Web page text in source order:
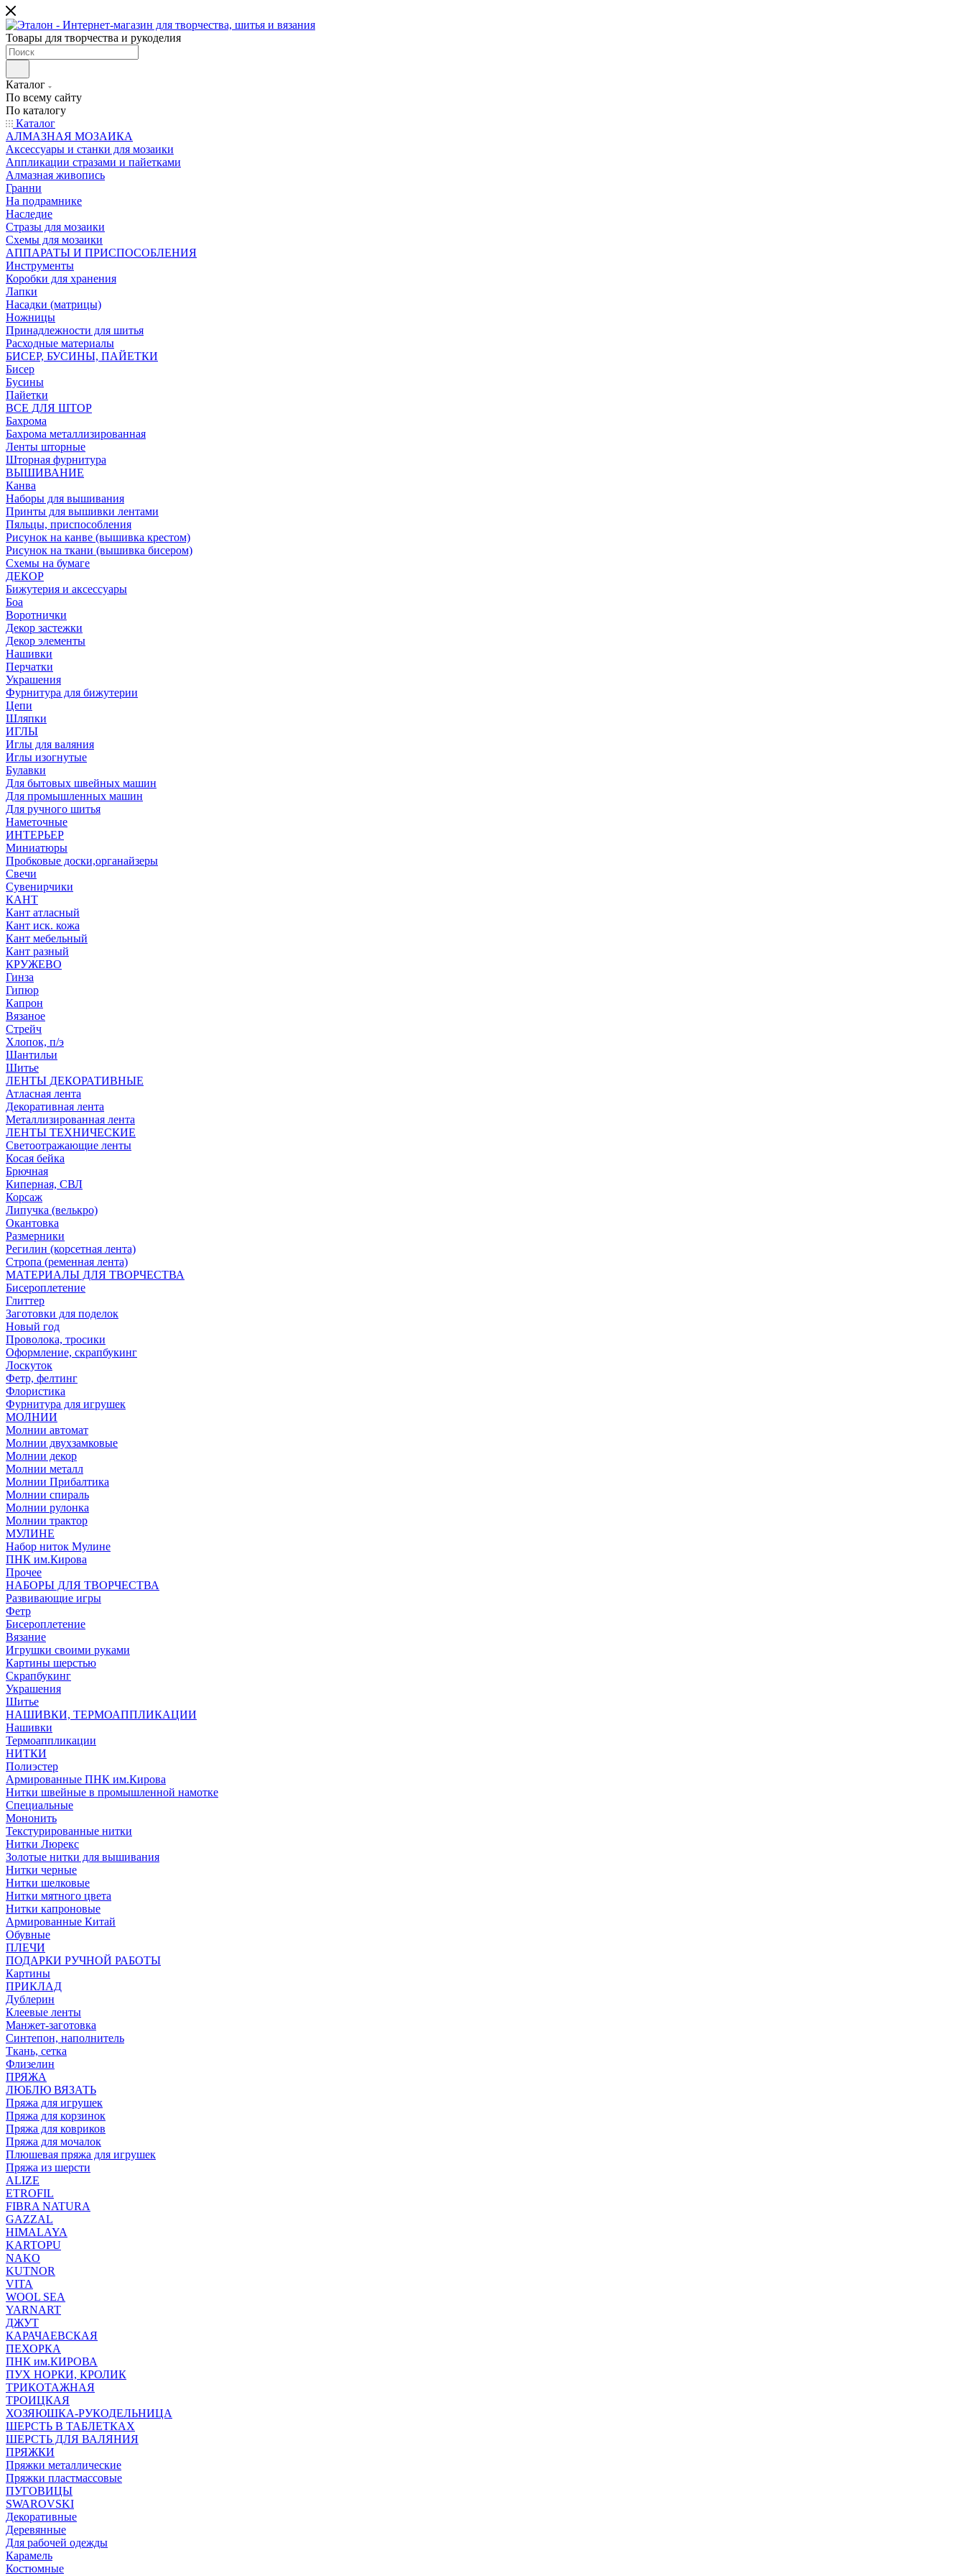
Товары для творчества и рукоделия
Каталог
По всему сайту
По каталогу
Каталог
АЛМАЗНАЯ МОЗАИКА
Аксессуары и станки для мозаики
Аппликации стразами и пайетками
Алмазная живопись
Гранни
На подрамнике
Наследие
Стразы для мозаики
Схемы для мозаики
АППАРАТЫ И ПРИСПОСОБЛЕНИЯ
Инструменты
Коробки для хранения
Лапки
Насадки (матрицы)
Ножницы
Принадлежности для шитья
Расходные материалы
БИСЕР, БУСИНЫ, ПАЙЕТКИ
Бисер
Бусины
Пайетки
ВСЕ ДЛЯ ШТОР
Бахрома
Бахрома металлизированная
Ленты шторные
Шторная фурнитура
ВЫШИВАНИЕ
Канва
Наборы для вышивания
Принты для вышивки лентами
Пяльцы, приспособления
Рисунок на канве (вышивка крестом)
Рисунок на ткани (вышивка бисером)
Схемы на бумаге
ДЕКОР
Бижутерия и аксессуары
Боа
Воротнички
Декор застежки
Декор элементы
Нашивки
Перчатки
Украшения
Фурнитура для бижутерии
Цепи
Шляпки
ИГЛЫ
Иглы для валяния
Иглы изогнутые
Булавки
Для бытовых швейных машин
Для промышленных машин
Для ручного шитья
Наметочные
ИНТЕРЬЕР
Миниатюры
Пробковые доски,органайзеры
Свечи
Сувенирчики
КАНТ
Кант атласный
Кант иск. кожа
Кант мебельный
Кант разный
КРУЖЕВО
Гинза
Гипюр
Капрон
Вязаное
Стрейч
Хлопок, п/э
Шантильи
Шитье
ЛЕНТЫ ДЕКОРАТИВНЫЕ
Атласная лента
Декоративная лента
Металлизированная лента
ЛЕНТЫ ТЕХНИЧЕСКИЕ
Светоотражающие ленты
Косая бейка
Брючная
Киперная, СВЛ
Корсаж
Липучка (велькро)
Окантовка
Размерники
Регилин (корсетная лента)
Стропа (ременная лента)
МАТЕРИАЛЫ ДЛЯ ТВОРЧЕСТВА
Бисероплетение
Глиттер
Заготовки для поделок
Новый год
Проволока, тросики
Оформление, скрапбукинг
Лоскуток
Фетр, фелтинг
Флористика
Фурнитура для игрушек
МОЛНИИ
Молнии автомат
Молнии двухзамковые
Молнии декор
Молнии металл
Молнии Прибалтика
Молнии спираль
Молнии рулонка
Молнии трактор
МУЛИНЕ
Набор ниток Мулине
ПНК им.Кирова
Прочее
НАБОРЫ ДЛЯ ТВОРЧЕСТВА
Развивающие игры
Фетр
Бисероплетение
Вязание
Игрушки своими руками
Картины шерстью
Скрапбукинг
Украшения
Шитье
НАШИВКИ, ТЕРМОАППЛИКАЦИИ
Нашивки
Термоаппликации
НИТКИ
Полиэстер
Армированные ПНК им.Кирова
Нитки швейные в промышленной намотке
Специальные
Мононить
Текстурированные нитки
Нитки Люрекс
Золотые нитки для вышивания
Нитки черные
Нитки шелковые
Нитки мятного цвета
Нитки капроновые
Армированные Китай
Обувные
ПЛЕЧИ
ПОДАРКИ РУЧНОЙ РАБОТЫ
Картины
ПРИКЛАД
Дублерин
Клеевые ленты
Манжет-заготовка
Синтепон, наполнитель
Ткань, сетка
Флизелин
ПРЯЖА
ЛЮБЛЮ ВЯЗАТЬ
Пряжа для игрушек
Пряжа для корзинок
Пряжа для ковриков
Пряжа для мочалок
Плюшевая пряжа для игрушек
Пряжа из шерсти
ALIZE
ETROFIL
FIBRA NATURA
GAZZAL
HIMALAYA
KARTOPU
NAKO
KUTNOR
VITA
WOOL SEA
YARNART
ДЖУТ
КАРАЧАЕВСКАЯ
ПЕХОРКА
ПНК им.КИРОВА
ПУХ НОРКИ, КРОЛИК
ТРИКОТАЖНАЯ
ТРОИЦКАЯ
ХОЗЯЮШКА-РУКОДЕЛЬНИЦА
ШЕРСТЬ В ТАБЛЕТКАХ
ШЕРСТЬ ДЛЯ ВАЛЯНИЯ
ПРЯЖКИ
Пряжки металлические
Пряжки пластмассовые
ПУГОВИЦЫ
SWAROVSKI
Декоративные
Деревянные
Для рабочей одежды
Карамель
Костюмные